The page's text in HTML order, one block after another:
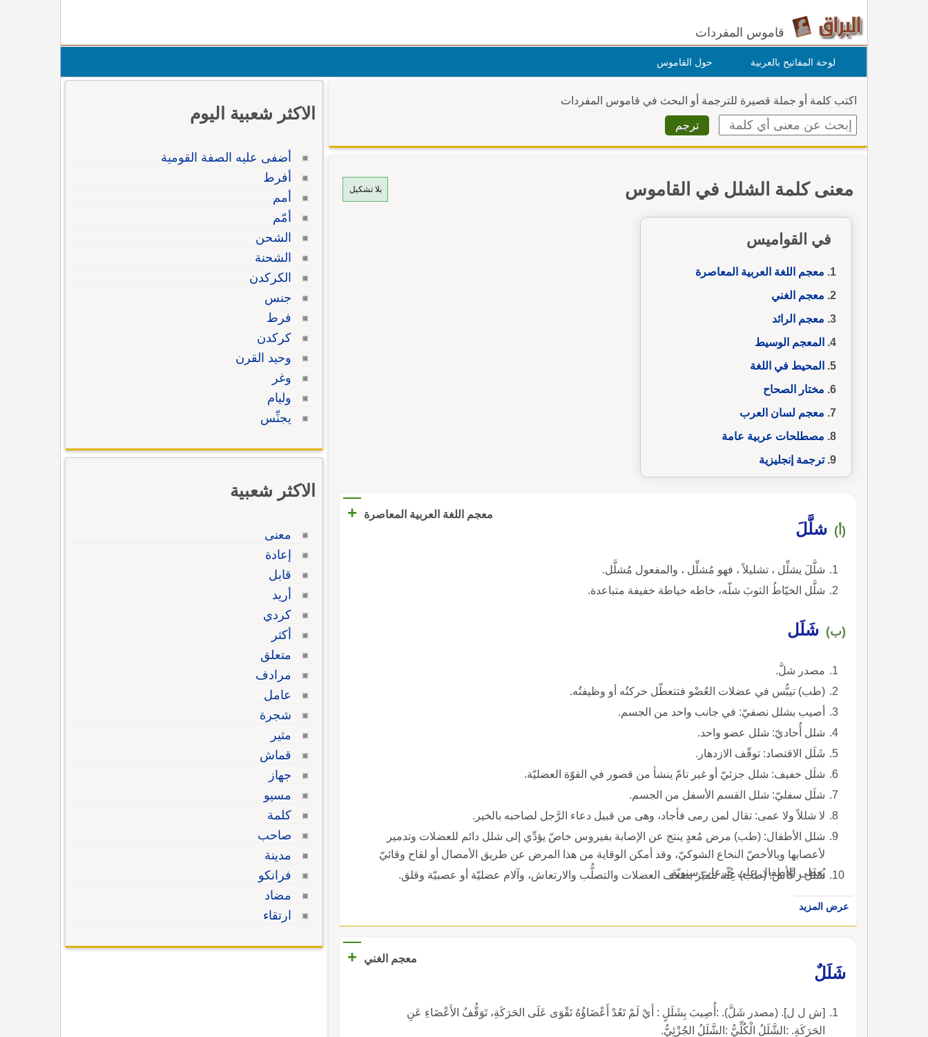
قاموس المفردات
لوحة المفاتيح بالعربية حول القاموس
اكتب كلمة أو جملة قصيرة للترجمة أو البحث في قاموس المفردات
بلا تشكيل معنى كلمة الشلل في القاموس
في القواميس
معجم اللغة العربية المعاصرة
معجم الغني
معجم الرائد
المعجم الوسيط
المحيط في اللغة
مختار الصحاح
معجم لسان العرب
مصطلحات عربية عامة
ترجمة إنجليزية
معجم اللغة العربية المعاصرة +
(أ) شلَّلَ
شلَّلَ يشلِّل ، تشليلاً ، فهو مُشلِّل ، والمفعول مُشلَّل.
شلَّل الخيّاطُ الثوبَ شلّه، خاطه خياطة خفيفة متباعدة.
(ب) شَلَل
مصدر شلَّ.
(طب) تيبُّس في عضلات العُضْو فتتعطّل حركتُه أو وظيفتُه.
أصيب بشلل نصفيّ: في جانب واحد من الجسم.
شلل أُحاديّ: شلل عضو واحد.
شَلَل الاقتصاد: توقّف الازدهار.
شلَل خفيف: شلل جزئيّ أو غير تامّ ينشأ من قصور في القوّة العضليّة.
شلَل سفليّ: شلل القسم الأسفل من الجسم.
لا شللاً ولا عمى: تقال لمن رمى فأجاد، وهى من قبيل دعاء الرَّجل لصاحبه بالخير.
شلل الأطفال: (طب) مرض مُعدٍ ينتج عن الإصابة بفيروس خاصّ يؤدِّي إلى شلل دائم للعضلات وتدمير
لأعصابها وبالأخصّ النخاع الشوكيّ، وقد أمكن الوقاية من هذا المرض عن طريق الأمصال أو لقاح وقائيّ
يُعطى للأطفال على جُرعات سنويّة.
شَلَل رعَّاش: (طب) عِلّة تتميّز بضعف العضلات والتصلُّب والارتعاش، وآلام عضليّة أو عصبيّة وقلق.
عرض المزيد
معجم الغني
+
شَلَلٌ
[ش ل ل]. (مصدر شَلَّ). :أُصِيبَ بِشَلَلٍ : أَيْ لَمْ تَعُدْ أَعْضَاؤُهُ تَقْوَى عَلَى الحَرَكَةِ، تَوَقُّفُ الأَعْضَاءِ عَنِ
الحَرَكَةِ. :الشَّلَلُ الْكُلِّيُّ :الشَّلَلُ الجُزْئِيُّ.
الاكثر شعبية اليوم
أضفى عليه الصفة القومية
أفرط
أمم
أمّم
الشحن
الشحنة
الكركدن
جنس
فرط
كركدن
وحيد القرن
وغر
وليام
يجنِّس
الاكثر شعبية
معنى
إعادة
قابل
أريد
كردي
أكثر
متعلق
مرادف
عامل
شجرة
مثير
قماش
جهاز
مسيو
كلمة
صاحب
مدينة
فرانكو
مضاد
ارتقاء